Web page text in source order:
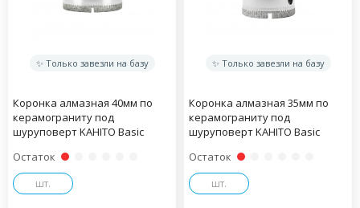
✨ Только завезли на базу
Коронка алмазная 40мм по
керамограниту под
шуруповерт KAHITO Basic
Остаток
шт.
✨ Только завезли на базу
Коронка алмазная 35мм по
керамограниту под
шуруповерт KAHITO Basic
Остаток
шт.